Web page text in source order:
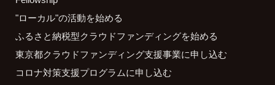
"ローカル"の活動を始める
ふるさと納税型クラウドファンディングを始める
東京都クラウドファンディング支援事業に申し込む
コロナ対策支援プログラムに申し込む